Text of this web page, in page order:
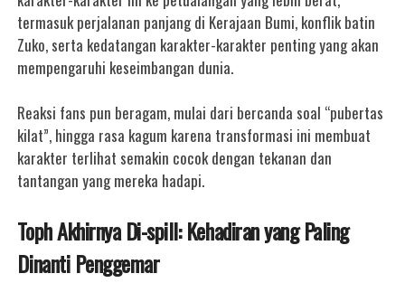
termasuk perjalanan panjang di Kerajaan Bumi, konflik batin
Zuko, serta kedatangan karakter-karakter penting yang akan
mempengaruhi keseimbangan dunia.
Reaksi fans pun beragam, mulai dari bercanda soal “pubertas
kilat”, hingga rasa kagum karena transformasi ini membuat
karakter terlihat semakin cocok dengan tekanan dan
tantangan yang mereka hadapi.
Toph Akhirnya Di-spill: Kehadiran yang Paling
Dinanti Penggemar